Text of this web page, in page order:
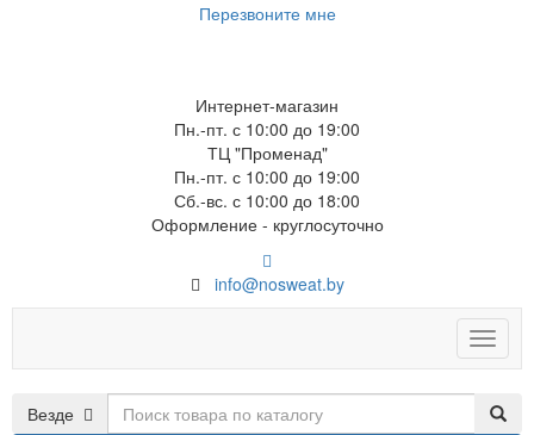
Перезвоните мне
Интернет-магазин
Пн.-пт. с 10:00 до 19:00
ТЦ "Променад"
Пн.-пт. с 10:00 до 19:00
Сб.-вс. с 10:00 до 18:00
Оформление - круглосуточно
info@nosweat.by
Toggle
Везде